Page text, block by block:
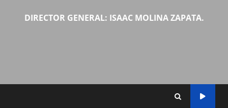
DIRECTOR GENERAL: ISAAC MOLINA ZAPATA.